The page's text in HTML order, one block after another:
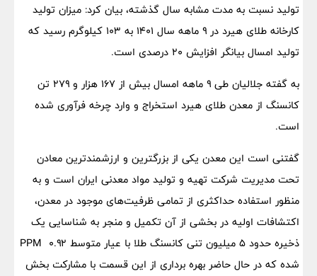
تولید نسبت به مدت مشابه سال گذشته، بیان کرد: میزان تولید
کارخانه طلای هیرد در ۹ ماهه سال ۱۴۰۱ به ۱۰۳ کیلوگرم رسید که
تولید امسال بیانگر افزایش ۲۰ درصدی است.
به گفته جلالیان طی ۹ ماهه امسال بیش از ۱۶۷ هزار و ۲۷۹ تن
کانسنگ از معدن طلای هیرد استخراج و وارد چرخه فرآوری شده
است.
گفتنی است این معدن یکی از بزرگترین و ارزشمندترین معادن
تحت مدیریت شرکت تهیه و تولید مواد معدنی ایران است و به
منظور استفاده حداکثری از تمامی ظرفیت‌های موجود در معدن،
اکتشافات اولیه در بخشی از آن تکمیل و منجر به شناسایی یک
ذخیره حدود ۵ میلیون تنی کانسنگ طلا با عیار متوسط PPM ۰.۹۲
شده که در حال حاضر بهره برداری از این قسمت با مشارکت بخش